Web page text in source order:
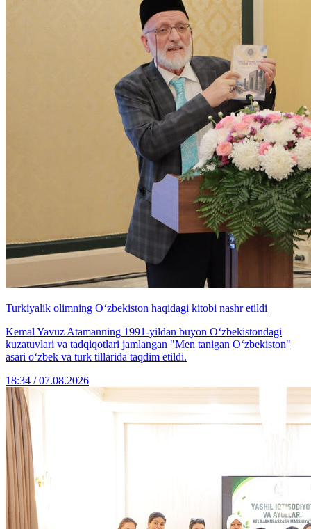
Turkiyalik olimning O‘zbekiston haqidagi kitobi nashr etildi
Kemal Yavuz Atamanning 1991-yildan buyon O‘zbekistondagi
kuzatuvlari va tadqiqotlari jamlangan "Men tanigan O‘zbekiston"
asari o‘zbek va turk tillarida taqdim etildi.
18:34 / 07.08.2026